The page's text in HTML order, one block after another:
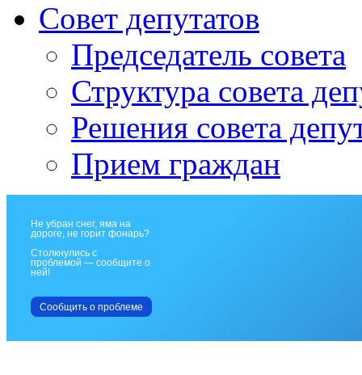
Совет депутатов
Председатель совета
Структура совета
Решения совета
Прием граждан
Не убран снег, яма на
дороге, не горит фонарь?
Столкнулись с
проблемой — сообщите о
ней!
Сообщить о проблеме